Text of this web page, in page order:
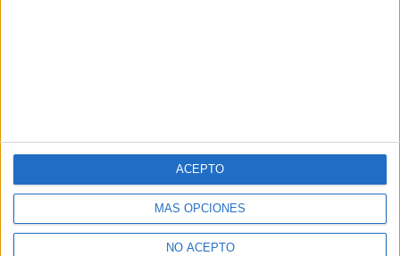
MÁS OPCIONES
NO ACEPTO
ACEPTO